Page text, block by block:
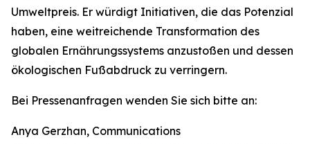
Umweltpreis. Er würdigt Initiativen, die das Potenzial
haben, eine weitreichende Transformation des
globalen Ernährungssystems anzustoßen und dessen
ökologischen Fußabdruck zu verringern.
Bei Pressenanfragen wenden Sie sich bitte an:
Anya Gerzhan, Communications